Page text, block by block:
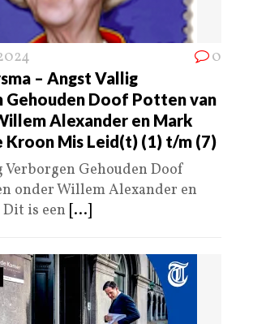
0
– Angst Vallig
Gehouden Doof Potten van
Alexander en Mark
Kroon Mis Leid(t) (1) t/m (7)
Verborgen Gehouden Doof
onder Willem Alexander en
is een [...]